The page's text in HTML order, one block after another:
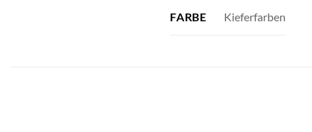
FARBE Kieferfarben